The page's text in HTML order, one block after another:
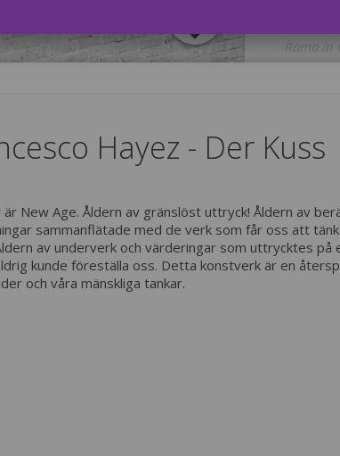
Skriva ut
Avstånd
Rama in
Hayez - Der Kuss
New Age. Åldern av gränslöst uttryck! Åldern av
sammanflätade med de verk som får oss att
av underverk och värderingar som uttrycktes
kunde föreställa oss. Detta konstverk är en
och våra mänskliga tankar.